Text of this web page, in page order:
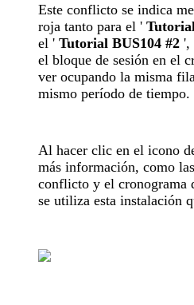
Este conflicto se indica
roja tanto para el '
el ' Tutorial BUS104 #2 ',
el bloque de sesión en el
ver ocupando la misma
mismo período de tiempo.
Al hacer clic en el icono
más información, como
conflicto y el cronograma
se utiliza esta instalación